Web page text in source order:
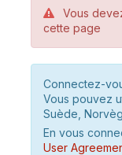
Vous
cette page
Connectez-
Vous pouvez
Suède,
En vous
User